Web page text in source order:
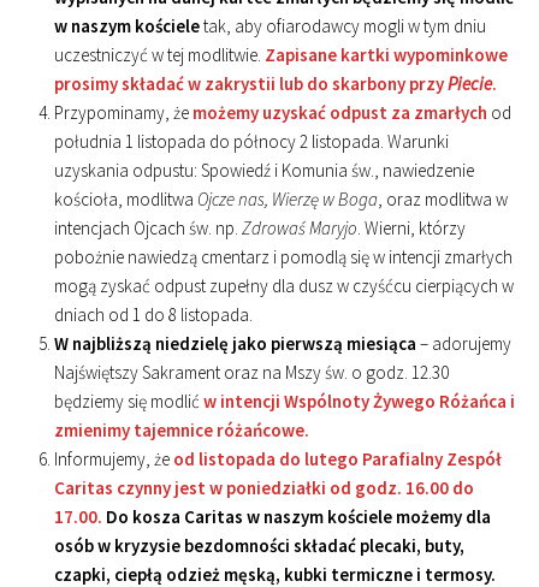
w naszym kościeletak, aby ofiarodawcy mogli w tym dniu
uczestniczyć w tej modlitwie. Zapisane kartki wypominkowe
prosimy składać w zakrystii lub do skarbony przyPiecie.
Przypominamy, że możemy uzyskać odpust za zmarłych od
południa 1 listopada do północy 2 listopada. Warunki
uzyskania odpustu: Spowiedź i Komunia św., nawiedzenie
kościoła, modlitwa Ojcze nas, Wierzę w Boga, oraz modlitwa w
intencjach Ojcach św. np. Zdrowaś Maryjo. Wierni, którzy
pobożnie nawiedzą cmentarz i pomodlą się w intencji zmarłych
mogą zyskać odpust zupełny dla dusz w czyśćcu cierpiących w
dniach od 1 do 8 listopada.
W najbliższą niedzielę jako pierwszą miesiąca – adorujemy
Najświętszy Sakrament oraz na Mszy św. o godz. 12.30
będziemy się modlićw intencji Wspólnoty Żywego Różańca i
zmienimy tajemnice różańcowe.
Informujemy, że od listopada do lutego Parafialny Zespół
Caritas czynny jest w poniedziałki od godz. 16.00 do
17.00. Do kosza Caritas w naszym kościele możemy dla
osób w kryzysie bezdomności składać plecaki, buty,
czapki, ciepłą odzież męską, kubki termiczne i termosy.